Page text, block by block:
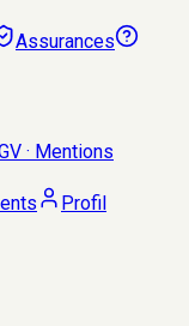
Assurances
· Mentions
Profil